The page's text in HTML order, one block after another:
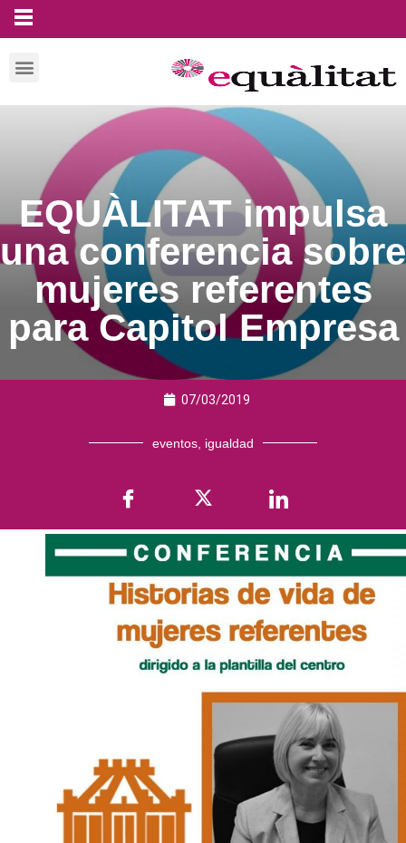
EQUÀLITAT impulsa
una conferencia sobre
mujeres referentes
para Capitol Empresa
07/03/2019
eventos igualdad